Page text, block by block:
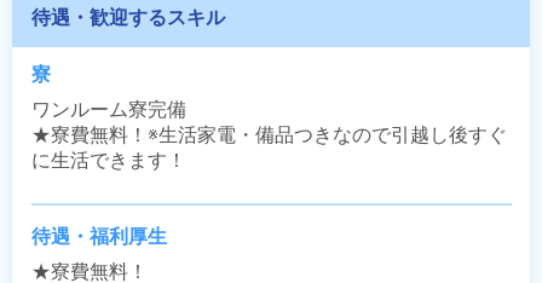
待遇・歓迎するスキル
寮
ワンルーム寮完備
★寮費無料！※生活家電・備品つきなので引越し後すぐ
に生活できます！
待遇・福利厚生
★寮費無料！